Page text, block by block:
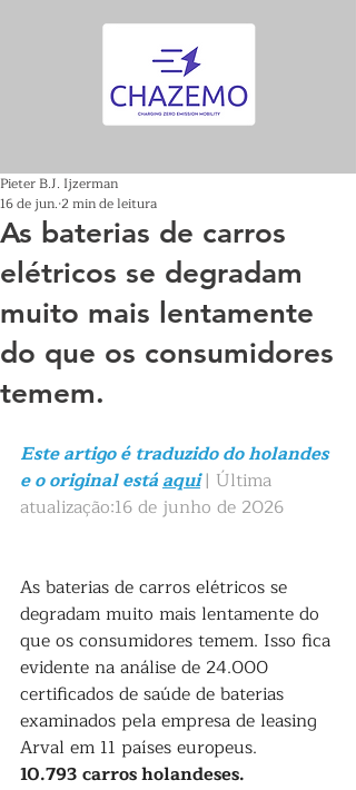
As baterias de carros
elétricos se degradam
muito mais lentamente
do que os consumidores
temem.
Pieter B.J. Ijzerman
16 de jun. 2 min de leitura
Este artigo é traduzido do holandes
e o original está aqui| Última
atualização:16 de junho de 2026
As baterias de carros elétricos se
degradam muito mais lentamente do
que os consumidores temem. Isso fica
evidente na análise de 24.000
certificados de saúde de baterias
examinados pela empresa de leasing
Arval em 11 países europeus.
10.793 carros holandeses.